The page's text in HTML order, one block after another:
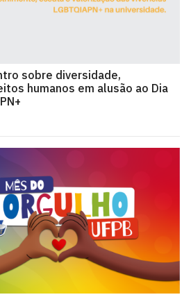
sobre diversidade,
humanos em alusão ao Dia